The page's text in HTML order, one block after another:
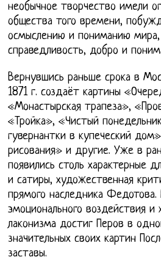
необычное творчество имели
общества того времени,
осмыслению и пониманию
справедливость, добро и
Вернувшись раньше срока в
1871 г. создаёт картины
«Монастырская трапеза»,
«Тройка», «Чистый
гувернантки в купеческий
рисования» и другие. Уже в
появились столь характерные
и сатиры, художественная
прямого наследника
эмоционального воздействия и
лаконизма достиг Перов в
значительных своих картин
заставы.